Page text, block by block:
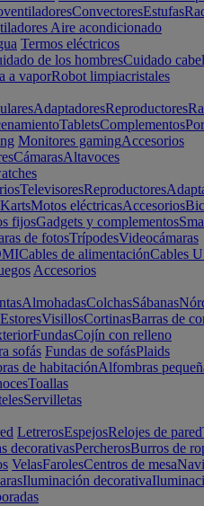
ConvectoresEstufas
Aire acondicionado
Termos eléctricos
de los hombresCuidado
a vaporRobot limpiacristales
AdaptadoresReproductores
TabletsComplementos
Monitores gamingAccesorios
CámarasAltavoces
TelevisoresReproductores
KartsMotos eléctricasAccesorios
fijosGadgets y complementos
de fotosTrípodesVideocámaras
Cables de alimentaciónCables
Accesorios
AlmohadasColchasSábanas
EstoresVisillosCortinasBarras de
FundasCojín con relleno
sofás Fundas de sofásPlaids
de habitaciónAlfombras
Toallas
Servilletas
LetrerosEspejosRelojes de pared
decorativasPercherosBurros de
VelasFarolesCentros de mesa
Iluminación decorativa